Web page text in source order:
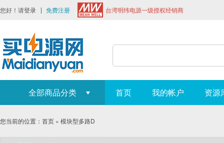
您好！请登录 免费注册 台湾明纬电源一级授权经销商
全部商品分类 首页 我的帐户 资源
您当前的位置： 首页 » 模块型多路D